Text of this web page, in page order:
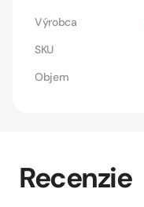
Výrobca
SKU
Objem
Recenzie